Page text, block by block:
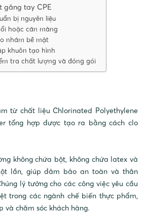
găng tay CPE
bị nguyên liệu
hoặc cán màng
nhám bề mặt
khuôn tạo hình
tra chất lượng và đóng gói
từ chất liệu Chlorinated Polyethylene
tổng hợp được tạo ra bằng cách clo
không chứa bột, không chứa latex và
lần, giúp đảm bảo an toàn và thân
lý tưởng cho các công việc yêu cầu
trong các ngành chế biến thực phẩm,
và chăm sóc khách hàng.